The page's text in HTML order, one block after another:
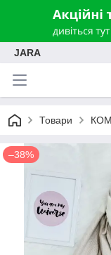
JARA
Товари
–38%